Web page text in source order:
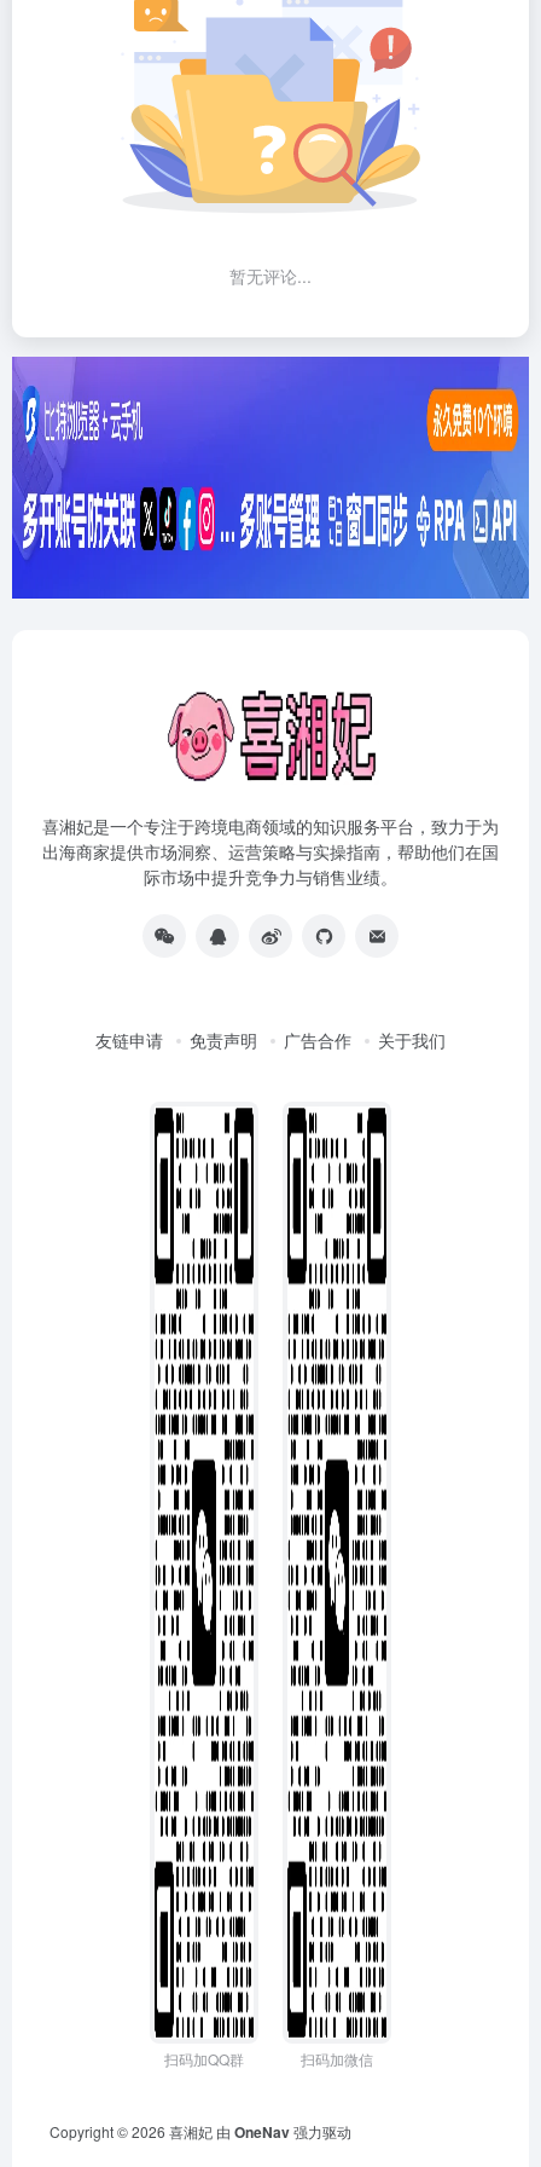
暂无评论...
喜湘妃是一个专注于跨境电商领域的知识服务平台，致力于为
出海商家提供市场洞察、运营策略与实操指南，帮助他们在国
际市场中提升竞争力与销售业绩。
友链申请 免责声明 广告合作 关于我们
扫码加QQ群 扫码加微信
Copyright © 2026 喜湘妃 由 OneNav强力驱动